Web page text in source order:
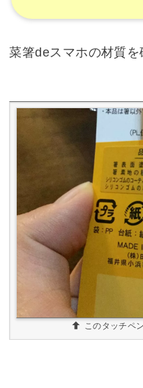
菜箸deスマホの材質を
このタッチペ